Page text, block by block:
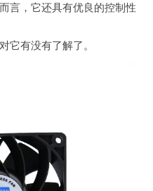
而言，它还具有优良的控制性
有没有了解了。